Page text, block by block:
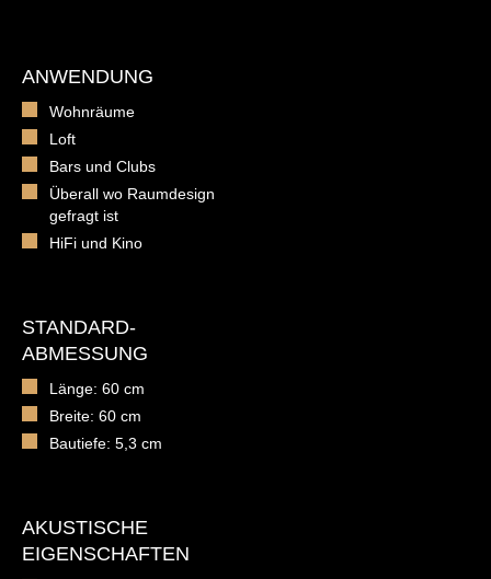
ANWENDUNG
Wohnräume
Loft
Bars und Clubs
Überall wo Raumdesign
gefragt ist
HiFi und Kino
STANDARD-
ABMESSUNG
Länge: 60 cm
Breite: 60 cm
Bautiefe: 5,3 cm
AKUSTISCHE
EIGENSCHAFTEN